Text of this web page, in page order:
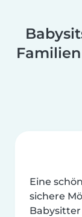
Eine
sichere